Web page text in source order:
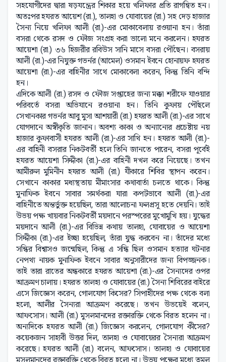
সহযোগীদের দ্বারা ষড়যন্ত্রের শিকার হয়ে খলিফার প্রতি রাগন্বিত হন।
অতঃপর হযরত আয়েশ (রা.), তালহা ও যোবায়ের (রা.) সহ দেড় হাজার
সৈন্য নিয়ে খলিফা আলী (রা.)-এর মোকাবেলায় রওয়ানা হন। তাঁরা
বসরা থেকে রসদ ও ফৌজ সংগ্রহ করা ভালো মনে করলেন। হযরত
আয়েশা (রা.) ৩৬ হিজরীর রবিউস সানি মাসে বসরা পৌঁছেন। বসরায়
আলী (রা.)-এর নিযুক্ত গভর্নর (আমেল) ওসমান ইবনে হোনায়ফ হযরত
আয়েশা (রা.)-এর বাহিনীর সাথে মোকাবেলা করেন, কিন্তু তিনি বন্দি
হন।
এদিকে আলী (রা.) রসদ ও ফৌজ সপ্তাহের জন্য মক্কা শরীফে যাওয়ার
পরিবর্তে বসরা অভিযানে রওয়ানা হন। তিনি কুফায় পৌঁছলে
সেখানকার গভর্নর আবু মুসা আশয়ারী (রা.) হযরত আলী (রা.)-এর সাথে
যোগদানে অস্বীকৃতি জানান। অবশ্য কাকা ও অন্যান্যের প্রচেষ্টায় নয়
হাজার কুফাবাসী হযরত আলী (রা.)-এর সাথি হন। হযরত আলী (রা.)-
এর বাহিনী বসরার নিকটবর্তী হলে তিনি জানতে পারেন, বসরা পূর্বেই
হযরত আয়েশা সিদ্দীকা (রা.)-এর বাহিনী দখল করে নিয়েছে। তখন
আমীরুল মুমিনীন হযরত আলী (রা.) যীকারে শিবির স্থাপন করেন।
সেখানে কাকার মধ্যস্থতায় মীমাংসার কথাবার্তা চলতে থাকে। কিন্তু
মুনাফিক ইবনে সাবার সমর্থকরা যারা কপটভাবে আলী (রা.)-এর
বাহিনীতে অন্তর্ভুক্ত হয়েছিল, তারা আলোচনা ফলপ্রসূ হতে দেয়নি। তাই
উভয় পক্ষ খায়বার নিকটবর্তী ময়দানে পরস্পরের মুখোমুখি হয়। যুদ্ধের
ময়দানে আলী (রা.)-এর বিভিন্ন কথায় তালহা, যোবায়ের ও আয়েশা
সিদ্দীকা (রা.)-এর ইচ্ছা হয়েছিল, তাঁরা যুদ্ধ করবেন না। তাঁদের মধ্যে
সন্ধির বিশ্বাসও জন্মেছিল, কিন্তু এ সন্ধি ছিল ওসমান হত্যার ঘটনার
নেপথ্য নায়ক মুনাফিক ইবনে সাবার অনুসারীদের জন্য বিপজ্জনক।
তাই তারা রাতের অন্ধকারে হযরত আয়েশা (রা.)-এর সৈন্যদের ওপর
আক্রমণ চালায়। হযরত তালহা ও যোবায়ের (রা.) সৈন্য শিবিরের বাইরে
এসে জিজ্ঞেস করেন, গোলযোগ কিসের? সিপাহীদের পক্ষ থেকে বলা
হলো, আলীর সৈন্যরা আক্রমণ করেছে। তখন উভয়েই বলেন,
আফসোস। আলী (রা.) মুসলমানদের রক্তারক্তি থেকে বিরত হলেন না।
অন্যদিকে হযরত আলী (রা.) জিজ্ঞেস করলেন, গোলযোগ কীসের?
কয়েকজন সাহাবী উত্তর দিল, তালহা ও যোবায়েরর সৈন্যরা আক্রমণ
করেছে। হযরত আলী (রা.) বলেন, আফসোস। তালহা ও যোবায়ের
মুসলমানদের রক্তারক্তি থেকে বিরত হলো না। উভয় পক্ষের মধ্যে তুমুল